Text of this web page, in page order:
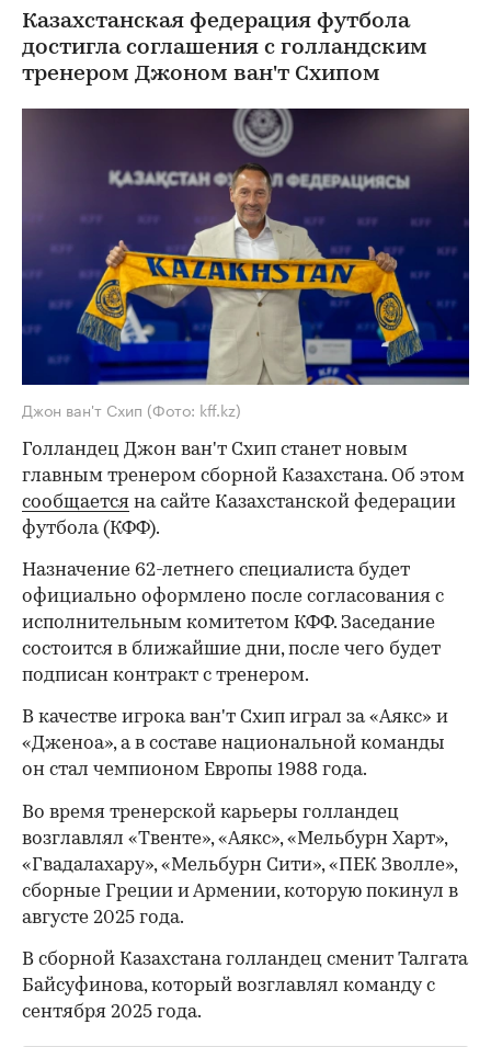
Казахстанская федерация футбола
достигла соглашения с голландским
тренером Джоном ван'т Схипом
Джон ван'т Схип (Фото: kff.kz)
Голландец Джон ван'т Схип станет новым
главным тренером сборной Казахстана. Об этом
сообщается на сайте Казахстанской федерации
футбола (КФФ).
Назначение 62-летнего специалиста будет
официально оформлено после согласования с
исполнительным комитетом КФФ. Заседание
состоится в ближайшие дни, после чего будет
подписан контракт с тренером.
В качестве игрока ван'т Схип играл за «Аякс» и
«Дженоа», а в составе национальной команды
он стал чемпионом Европы 1988 года.
Во время тренерской карьеры голландец
возглавлял «Твенте», «Аякс», «Мельбурн Харт»,
«Гвадалахару», «Мельбурн Сити», «ПЕК Зволле»,
сборные Греции и Армении, которую покинул в
августе 2025 года.
В сборной Казахстана голландец сменит Талгата
Байсуфинова, который возглавлял команду с
сентября 2025 года.